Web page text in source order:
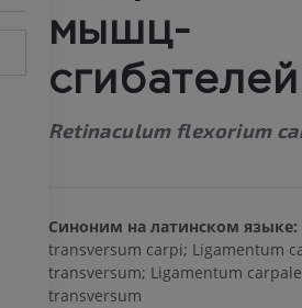
мышц-
сгибателей
Retinaculum flexorium
Синоним на латинском языке:
transversum carpi; Ligamentum
transversum; Ligamentum carpale
transversum